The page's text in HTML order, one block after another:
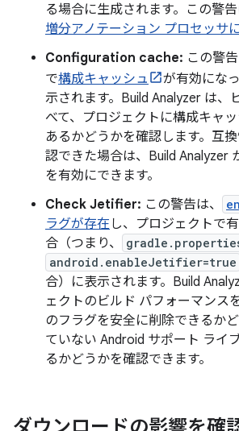
る場合に生成されます。この警告
増分アノテーション プロセッサ
Configuration cache: この警
で構成キャッシュ
が有効にな
示されます。Build Analyzer は、
べて、プロジェクトに構成キャ
あるかどうかを確認します。互
認できた場合は、Build Analyzer
を有効にできます。
Check Jetifier: この警告は、
ラグが存在 し、プロジェクトで
合（つまり、
android.enableJetifier=true
合）に表示されます。Build
ェクトのビルド パフォーマンス
のフラグを安全に削除できるか
ていない Android サポート ライ
るかどうかを確認できます。